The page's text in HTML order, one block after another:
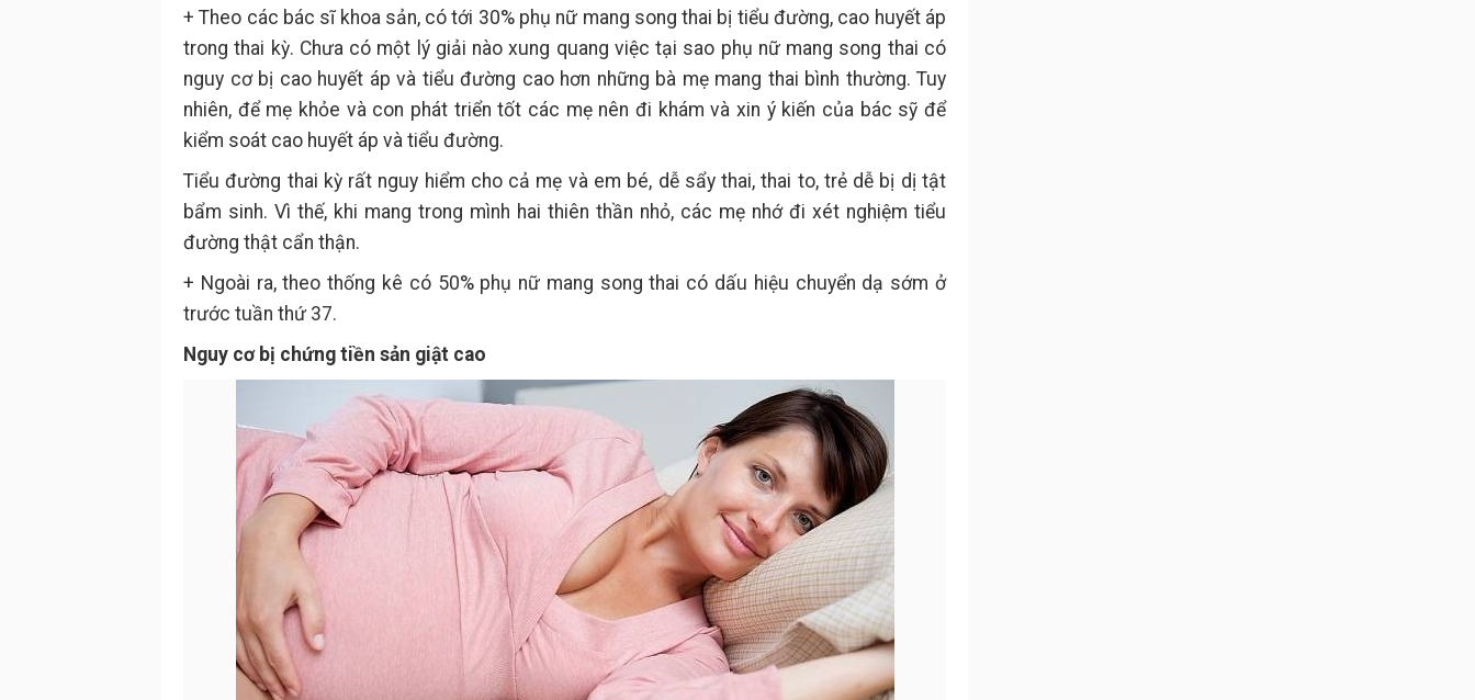
+ Theo các bác sĩ khoa sản, có tới 30% phụ nữ mang song thai bị tiểu đường, cao huyết áp
trong thai kỳ. Chưa có một lý giải nào xung quang việc tại sao phụ nữ mang song thai có
nguy cơ bị cao huyết áp và tiểu đường cao hơn những bà mẹ mang thai bình thường. Tuy
nhiên, để mẹ khỏe và con phát triển tốt các mẹ nên đi khám và xin ý kiến của bác sỹ để
kiểm soát cao huyết áp và tiểu đường.
Tiểu đường thai kỳ rất nguy hiểm cho cả mẹ và em bé, dễ sẩy thai, thai to, trẻ dễ bị dị tật
bẩm sinh. Vì thế, khi mang trong mình hai thiên thần nhỏ, các mẹ nhớ đi xét nghiệm tiểu
đường thật cẩn thận.
+ Ngoài ra, theo thống kê có 50% phụ nữ mang song thai có dấu hiệu chuyển dạ sớm ở
trước tuần thứ 37.
Nguy cơ bị chứng tiền sản giật cao